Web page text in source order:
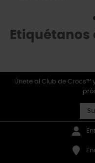
Únete al Club de Crocs™